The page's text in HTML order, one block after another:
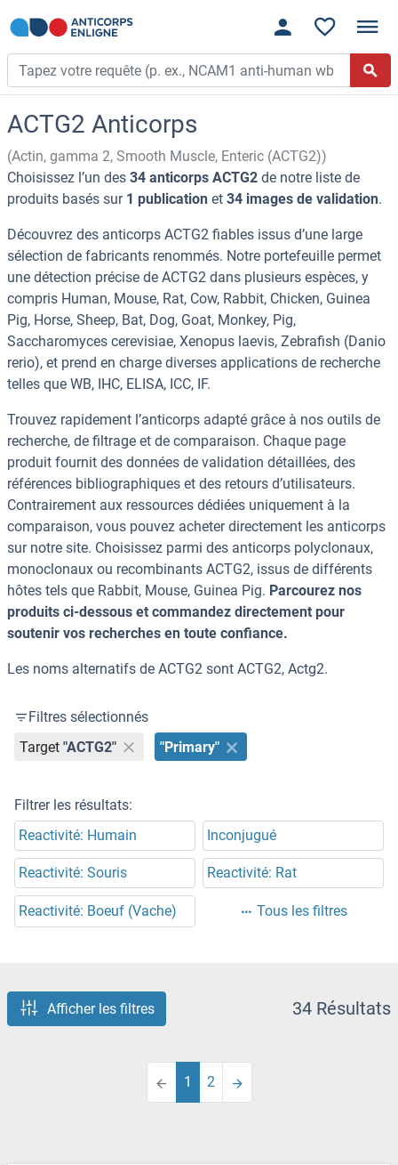
ACTG2 Anticorps
(Actin, gamma 2, Smooth Muscle, Enteric (ACTG2))
Choisissez l’un des 34 anticorps ACTG2 de notre liste de
produits basés sur 1 publication et 34 images de validation.
Découvrez des anticorps ACTG2 fiables issus d’une large
sélection de fabricants renommés. Notre portefeuille permet
une détection précise de ACTG2 dans plusieurs espèces, y
compris Human, Mouse, Rat, Cow, Rabbit, Chicken, Guinea
Pig, Horse, Sheep, Bat, Dog, Goat, Monkey, Pig,
Saccharomyces cerevisiae, Xenopus laevis, Zebrafish (Danio
rerio), et prend en charge diverses applications de recherche
telles que WB, IHC, ELISA, ICC, IF.
Trouvez rapidement l’anticorps adapté grâce à nos outils de
recherche, de filtrage et de comparaison. Chaque page
produit fournit des données de validation détaillées, des
références bibliographiques et des retours d’utilisateurs.
Contrairement aux ressources dédiées uniquement à la
comparaison, vous pouvez acheter directement les anticorps
sur notre site. Choisissez parmi des anticorps polyclonaux,
monoclonaux ou recombinants ACTG2, issus de différents
hôtes tels que Rabbit, Mouse, Guinea Pig. Parcourez nos
produits ci-dessous et commandez directement pour
soutenir vos recherches en toute confiance.
Les noms alternatifs de ACTG2 sont ACTG2, Actg2.
Filtres sélectionnés
Target "ACTG2" "Primary"
Filtrer les résultats:
Reactivité: Humain
Inconjugué
Reactivité: Souris Reactivité: Rat
Reactivité: Boeuf (Vache) Tous les filtres
Afficher les filtres 34 Résultats
1 2